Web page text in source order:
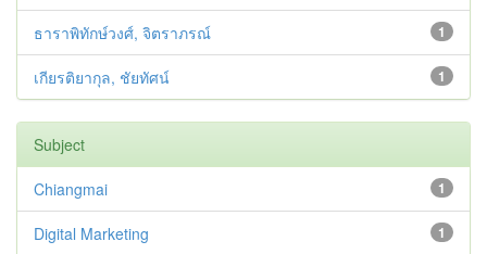
1
ธาราพิทักษ์วงศ์, จิตราภรณ์
1
เกียรติยากุล, ชัยทัศน์
Subject
1
Chiangmai
1
Digital Marketing